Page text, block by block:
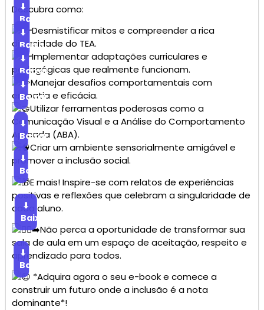
Descubra como:
⬇
Baixar
Desmistificar mitos e compreender a rica
diversidade do TEA.
⬇
Baixar
Implementar adaptações curriculares e
pedagógicas que realmente funcionam.
⬇
Baixar
Manejar desafios comportamentais com
empatia e eficácia.
⬇
Baixar
Utilizar ferramentas poderosas como a
Comunicação Visual e a Análise do Comportamento
Aplicada (ABA).
⬇
Baixar
Criar um ambiente sensorialmente amigável e
promover a inclusão social.
⬇
Baixar
E mais! Inspire-se com relatos de experiências
positivas e reflexões que celebram a singularidade de
cada aluno.
⬇
Baixar
Não perca a oportunidade de transformar sua
sala de aula em um espaço de aceitação, respeito e
aprendizado para todos.
⬇
Baixar
*Adquira agora o seu e-book e comece a
construir um futuro onde a inclusão é a nota
dominante*!